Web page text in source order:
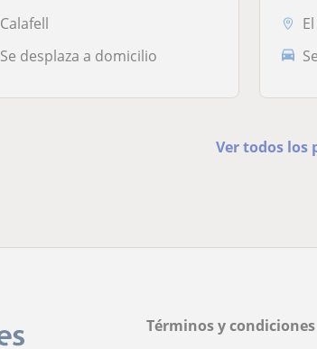
Calafell
Se desplaza a domicilio
El
Ver todos los
Términos y condiciones